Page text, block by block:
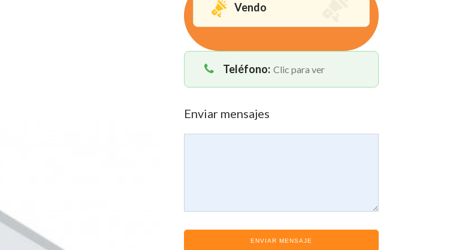
Vendo
Teléfono: Clic para ver
Enviar mensajes
ENVIAR MENSAJE